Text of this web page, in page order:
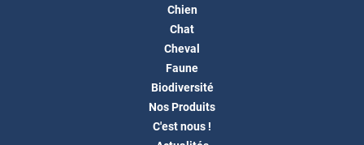
Chien
Chat
Cheval
Faune
Biodiversité
Nos Produits
C'est nous !